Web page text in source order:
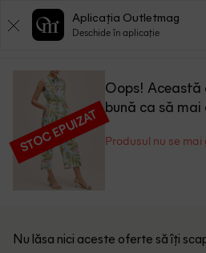
STOC EPUIZAT
Oops!
bună ca să mai
Produsul nu se
Nu lăsa nici aceste oferte să îți
Aplicația Outletmag
Deschide în aplicație